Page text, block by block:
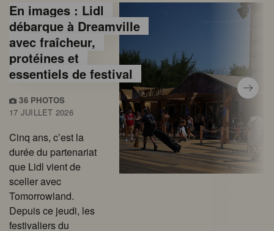
En images : Lidl
débarque à Dreamville
avec fraîcheur,
protéines et
essentiels de festival
36 PHOTOS
17 JUILLET 2026
Cinq ans, c’est la
durée du partenariat
que Lidl vient de
sceller avec
Tomorrowland.
Depuis ce jeudi, les
festivaliers du